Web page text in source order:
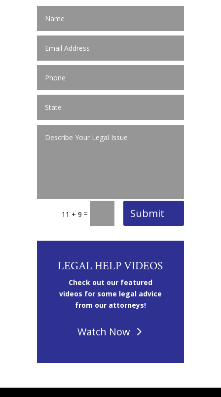
11 + 9 = Submit
LEGAL HELP VIDEOS
Check out our featured
videos for some legal advice
from our attorneys!
Watch Now